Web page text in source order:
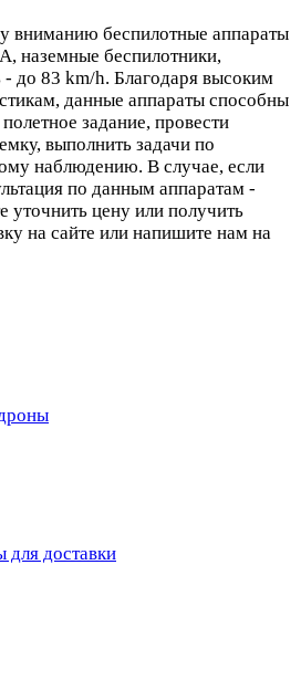
вниманию беспилотные аппараты
наземные беспилотники,
до 83 km/h. Благодаря высоким
данные аппараты способны
задание, провести
выполнить задачи по
наблюдению. В случае, если
по данным аппаратам -
уточнить цену или получить
на сайте или напишите нам на
для доставки